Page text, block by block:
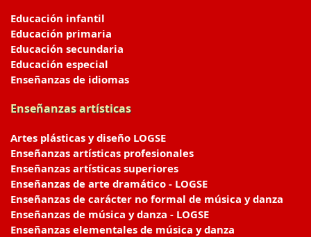
Educación infantil
Educación primaria
Educación secundaria
Educación especial
Enseñanzas de idiomas
Enseñanzas artísticas
Artes plásticas y diseño LOGSE
Enseñanzas artísticas profesionales
Enseñanzas artísticas superiores
Enseñanzas de arte dramático - LOGSE
Enseñanzas de carácter no formal de música y danza
Enseñanzas de música y danza - LOGSE
Enseñanzas elementales de música y danza